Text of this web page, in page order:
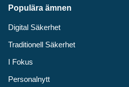
Populära ämnen
Digital Säkerhet
Traditionell Säkerhet
I Fokus
Personalnytt